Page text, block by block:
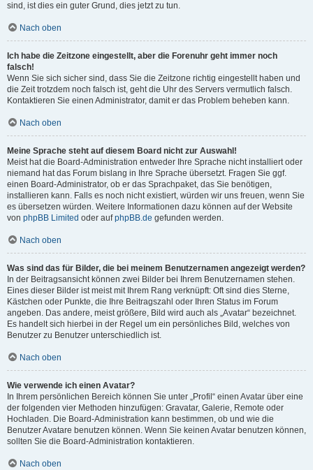
sind, ist dies ein guter Grund, dies jetzt zu tun.
Nach oben
Ich habe die Zeitzone eingestellt, aber die Forenuhr geht immer noch
falsch!
Wenn Sie sich sicher sind, dass Sie die Zeitzone richtig eingestellt haben und
die Zeit trotzdem noch falsch ist, geht die Uhr des Servers vermutlich falsch.
Kontaktieren Sie einen Administrator, damit er das Problem beheben kann.
Nach oben
Meine Sprache steht auf diesem Board nicht zur Auswahl!
Meist hat die Board-Administration entweder Ihre Sprache nicht installiert oder
niemand hat das Forum bislang in Ihre Sprache übersetzt. Fragen Sie ggf.
einen Board-Administrator, ob er das Sprachpaket, das Sie benötigen,
installieren kann. Falls es noch nicht existiert, würden wir uns freuen, wenn Sie
es übersetzen würden. Weitere Informationen dazu können auf der Website
von phpBB Limited oder aufphpBB.de gefunden werden.
Nach oben
Was sind das für Bilder, die bei meinem Benutzernamen angezeigt werden?
In der Beitragsansicht können zwei Bilder bei Ihrem Benutzernamen stehen.
Eines dieser Bilder ist meist mit Ihrem Rang verknüpft: Oft sind dies Sterne,
Kästchen oder Punkte, die Ihre Beitragszahl oder Ihren Status im Forum
angeben. Das andere, meist größere, Bild wird auch als „Avatar“ bezeichnet.
Es handelt sich hierbei in der Regel um ein persönliches Bild, welches von
Benutzer zu Benutzer unterschiedlich ist.
Nach oben
Wie verwende ich einen Avatar?
In Ihrem persönlichen Bereich können Sie unter „Profil“ einen Avatar über eine
der folgenden vier Methoden hinzufügen: Gravatar, Galerie, Remote oder
Hochladen. Die Board-Administration kann bestimmen, ob und wie die
Benutzer Avatare benutzen können. Wenn Sie keinen Avatar benutzen können,
sollten Sie die Board-Administration kontaktieren.
Nach oben